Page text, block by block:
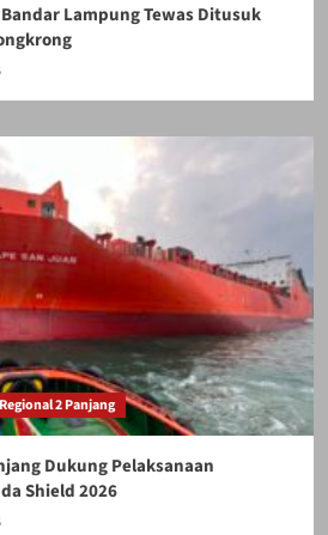
Lampung Tewas Ditusuk
2 Panjang
Dukung Pelaksanaan
Shield 2026